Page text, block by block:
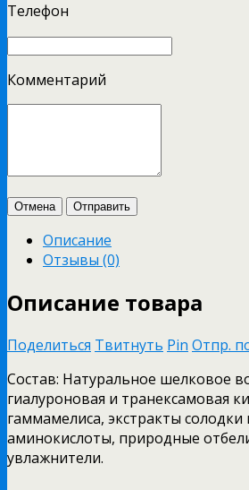
Телефон
Комментарий
Отмена Отправить
Описание
Отзывы (0)
Описание товара
Поделиться Твитнуть Pin Отпр.
Состав: Натуральное шелковое
гиалуроновая и транексамовая
гаммамелиса, экстракты солодки
аминокислоты, природные
увлажнители.